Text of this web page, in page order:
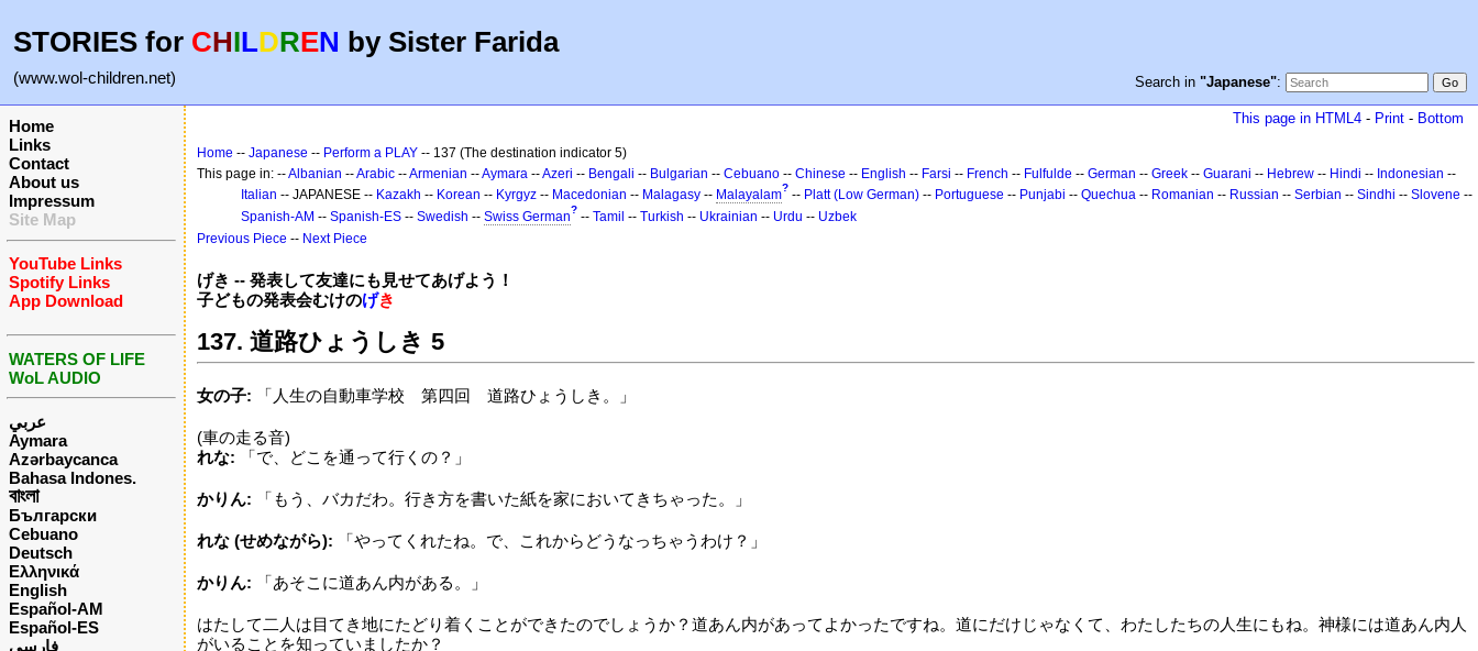
STORIES for CHILDREN by Sister Farida
(www.wol-children.net) Search in "Japanese":
Home
Links
Contact
About us
Impressum
Site Map
YouTube Links
Spotify Links
App Download
WATERS OF LIFE
WoL AUDIO
عربي
Aymara
Azərbaycanca
Bahasa Indones.
বাংলা
Български
Cebuano
Deutsch
Ελληνικά
English
Español-AM
Español-ES
فارسی
This page in HTML4 - Print - Bottom
Home -- Japanese -- Perform a PLAY -- 137 (The destination indicator 5)
This page in: --Albanian --Arabic --Armenian --Aymara --Azeri -- Bengali -- Bulgarian -- Cebuano -- Chinese -- English -- Farsi -- French -- Fulfulde -- German -- Greek -- Guarani -- Hebrew -- Hindi -- Indonesian --
Italian -- JAPANESE -- Kazakh -- Korean -- Kyrgyz -- Macedonian -- Malagasy -- Malayalam? -- Platt (Low German) -- Portuguese -- Punjabi -- Quechua -- Romanian -- Russian -- Serbian -- Sindhi -- Slovene --
Spanish-AM -- Spanish-ES -- Swedish -- Swiss German? -- Tamil -- Turkish -- Ukrainian -- Urdu -- Uzbek
Previous Piece -- Next Piece
げき -- 発表して友達にも見せてあげよう！
子どもの発表会むけのげき
137. 道路ひょうしき 5
女の子: 「人生の自動車学校 第四回 道路ひょうしき。」
(車の走る音)
れな: 「で、どこを通って行くの？」
かりん: 「もう、バカだわ。行き方を書いた紙を家においてきちゃった。」
れな (せめながら): 「やってくれたね。で、これからどうなっちゃうわけ？」
かりん: 「あそこに道あん内がある。」
はたして二人は目てき地にたどり着くことができたのでしょうか？道あん内があってよかったですね。道にだけじゃなくて、わたしたちの人生にもね。神様には道あん内人
がいることを知っていましたか？